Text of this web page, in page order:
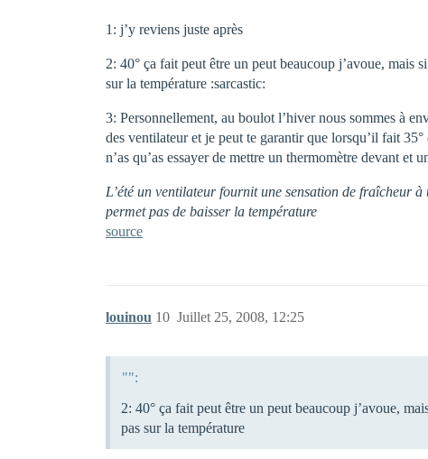
1: j’y reviens juste après
2: 40° ça fait peut être un peut beaucoup j’avoue, mais
sur la température :sarcastic:
3: Personnellement, au boulot l’hiver nous sommes à
des ventilateur et je peut te garantir que lorsqu’il fait
n’as qu’as essayer de mettre un thermomètre devant et
L’été un ventilateur fournit une sensation de fraîcheur
permet pas de baisser la température
source
louinou Juillet 25, 2008, 12:25
10
"":
2: 40° ça fait peut être un peut beaucoup j’avoue,
pas sur la température